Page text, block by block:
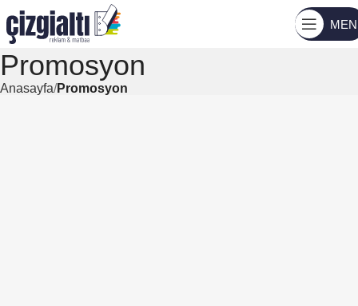
Promosyon
Anasayfa Promosyon